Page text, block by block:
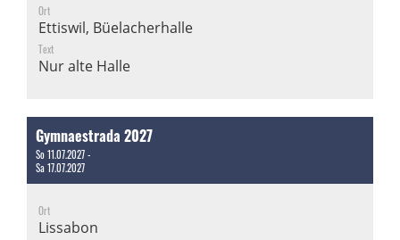
Ort
Ettiswil, Büelacherhalle
Text
Nur alte Halle
Gymnaestrada 2027
So 11.07.2027 -
Sa 17.07.2027
Ort
Lissabon